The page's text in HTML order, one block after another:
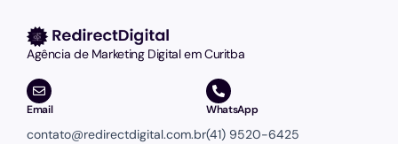
Agência de Marketing Digital em Curitba
Email
contato@redirectdigital.com.br
WhatsApp
(41) 9520-6425